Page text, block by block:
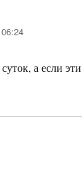
а если